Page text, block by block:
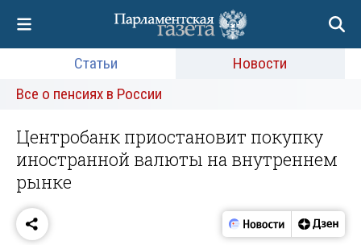
Статьи
Новости
Все о пенсиях в России
Центробанк приостановит покупку
иностранной валюты на внутреннем
рынке